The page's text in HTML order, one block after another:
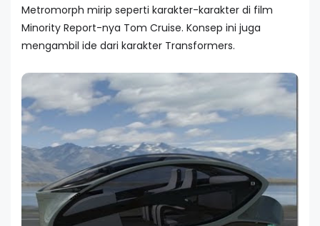
Metromorph mirip seperti karakter-karakter di film
Minority Report-nya Tom Cruise. Konsep ini juga
mengambil ide dari karakter Transformers.